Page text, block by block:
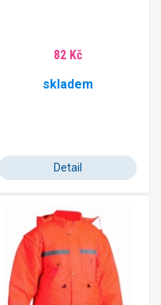
82 Kč
skladem
Detail